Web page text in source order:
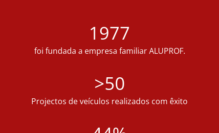
1977
foi fundada a empresa familiar ALUPROF.
>50
Projectos de veículos realizados com êxito